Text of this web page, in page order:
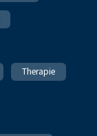
Therapie